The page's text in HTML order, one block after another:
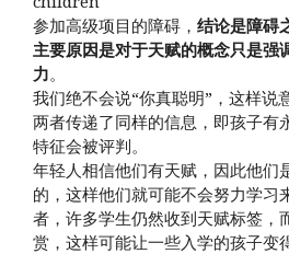
参加高级项目的障碍， 结论是障碍
主要原因是对于天赋的概念只是强
力。
我们绝不会说“你真聪明”，这样说
两者传递了同样的信息，即孩子有
特征会被评判。
年轻人相信他们有天赋，因此他们
的，这样他们就可能不会努力学习
者，许多学生仍然收到天赋标签，
赏，这样可能让一些入学的孩子变